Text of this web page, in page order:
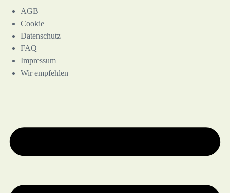
AGB
Cookie
Datenschutz
FAQ
Impressum
Wir empfehlen